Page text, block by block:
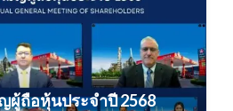
ผู้ถือหุ้นประจำปี 2568